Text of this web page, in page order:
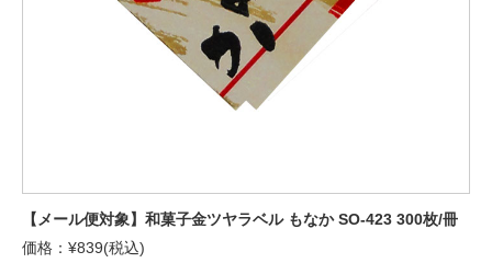
【メール便対象】和菓子金ツヤラベル もなか SO-423 300枚/冊
価格：¥839(税込)